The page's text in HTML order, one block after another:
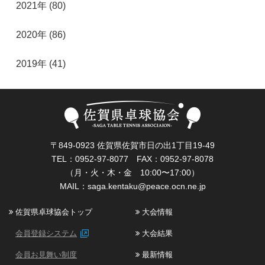
2021年 (80)
2020年 (86)
2019年 (41)
〒849-0923 佐賀県佐賀市日の出1丁目19-49
TEL：0952-97-8077 FAX：0952-97-8078
（月・火・木・金 10:00〜17:00）
MAIL： saga.kentaku@peace.ocn.ne.jp
佐賀県卓球協会トップ
会員登録システム
会員お見舞い制度
大会情報
大会結果
最新情報